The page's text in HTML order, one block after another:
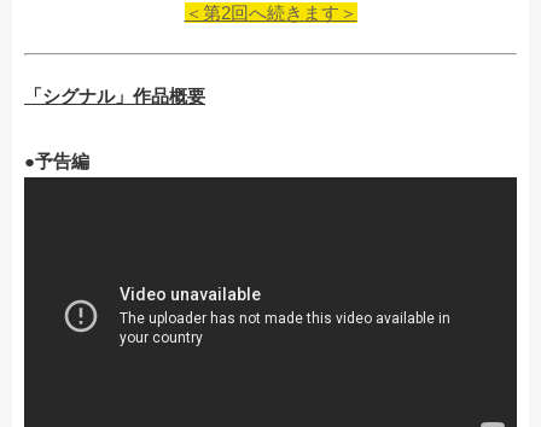
＜第2回へ続きます＞
「シグナル」作品概要
●予告編